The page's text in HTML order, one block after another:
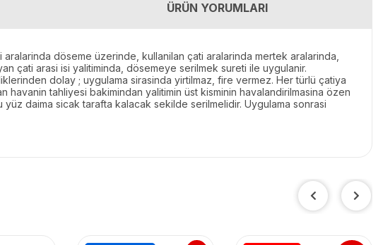
ÜRÜN YORUMLARI
döseme üzerinde, kullanilan çati aralarinda mertek aralarinda,
çati arasi isi yalitiminda, dösemeye serilmek sureti ile uygulanir.
dolay ; uygulama sirasinda yirtilmaz, fire vermez. Her türlü çatiya
tahliyesi bakimindan yalitimin üst kisminin havalandirilmasina özen
daima sicak tarafta kalacak sekilde serilmelidir. Uygulama sonrasi